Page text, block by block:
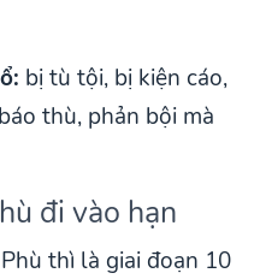
bị tù tội, bị kiện cáo,
thù, phản bội mà
đi vào hạn
thì là giai đoạn 10